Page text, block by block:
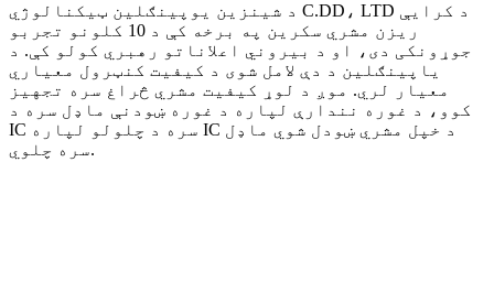
د شینزین یوپینګلین ټیکنالوژي C.DD، LTD د کرایې
ریزن مشري سکرین په برخه کې د 10 کلونو تجربو
جوړونکی دی، او د بیروني اعلاناتو رهبري کولو کې. د
یاپینګلین د دې لامل شوی د کیفیت کنټرول معیاري
معیار لري. موږ د لوړ کیفیت مشري څراغ سره تجهیز
کوو، د غوره نندارې لپاره د غوره ښودنې ماډل سره د
IC سره د چلولو لپاره IC د خپل مشري ښودل شوي ماډل
سره چلوي.